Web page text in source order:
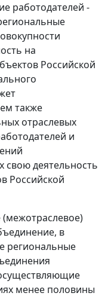
работодателей -
на
Российской
также
отраслевых
и
свою деятельность
Российской
в
региональные
менее половины